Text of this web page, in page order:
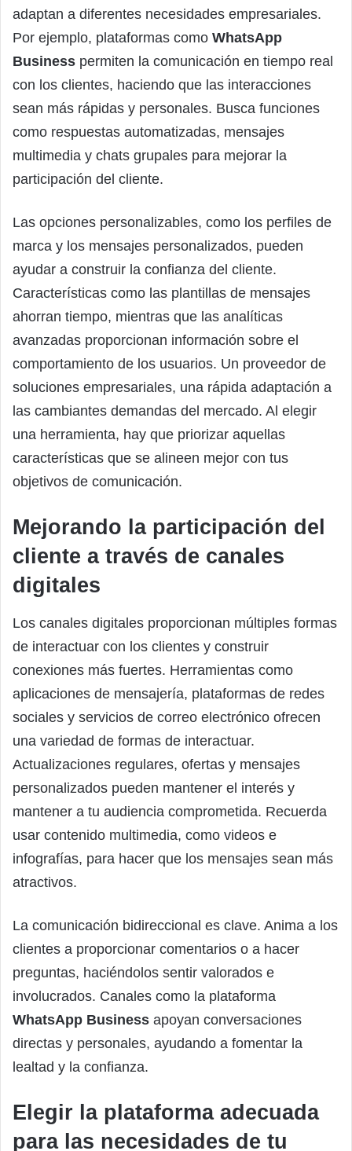
adaptan a diferentes necesidades empresariales.
Por ejemplo, plataformas como WhatsApp
Business permiten la comunicación en tiempo real
con los clientes, haciendo que las interacciones
sean más rápidas y personales. Busca funciones
como respuestas automatizadas, mensajes
multimedia y chats grupales para mejorar la
participación del cliente.
Las opciones personalizables, como los perfiles de
marca y los mensajes personalizados, pueden
ayudar a construir la confianza del cliente.
Características como las plantillas de mensajes
ahorran tiempo, mientras que las analíticas
avanzadas proporcionan información sobre el
comportamiento de los usuarios. Un proveedor de
soluciones empresariales, una rápida adaptación a
las cambiantes demandas del mercado. Al elegir
una herramienta, hay que priorizar aquellas
características que se alineen mejor con tus
objetivos de comunicación.
Mejorando la participación del
cliente a través de canales
digitales
Los canales digitales proporcionan múltiples formas
de interactuar con los clientes y construir
conexiones más fuertes. Herramientas como
aplicaciones de mensajería, plataformas de redes
sociales y servicios de correo electrónico ofrecen
una variedad de formas de interactuar.
Actualizaciones regulares, ofertas y mensajes
personalizados pueden mantener el interés y
mantener a tu audiencia comprometida. Recuerda
usar contenido multimedia, como videos e
infografías, para hacer que los mensajes sean más
atractivos.
La comunicación bidireccional es clave. Anima a los
clientes a proporcionar comentarios o a hacer
preguntas, haciéndolos sentir valorados e
involucrados. Canales como la plataforma
WhatsApp Business apoyan conversaciones
directas y personales, ayudando a fomentar la
lealtad y la confianza.
Elegir la plataforma adecuada
para las necesidades de tu